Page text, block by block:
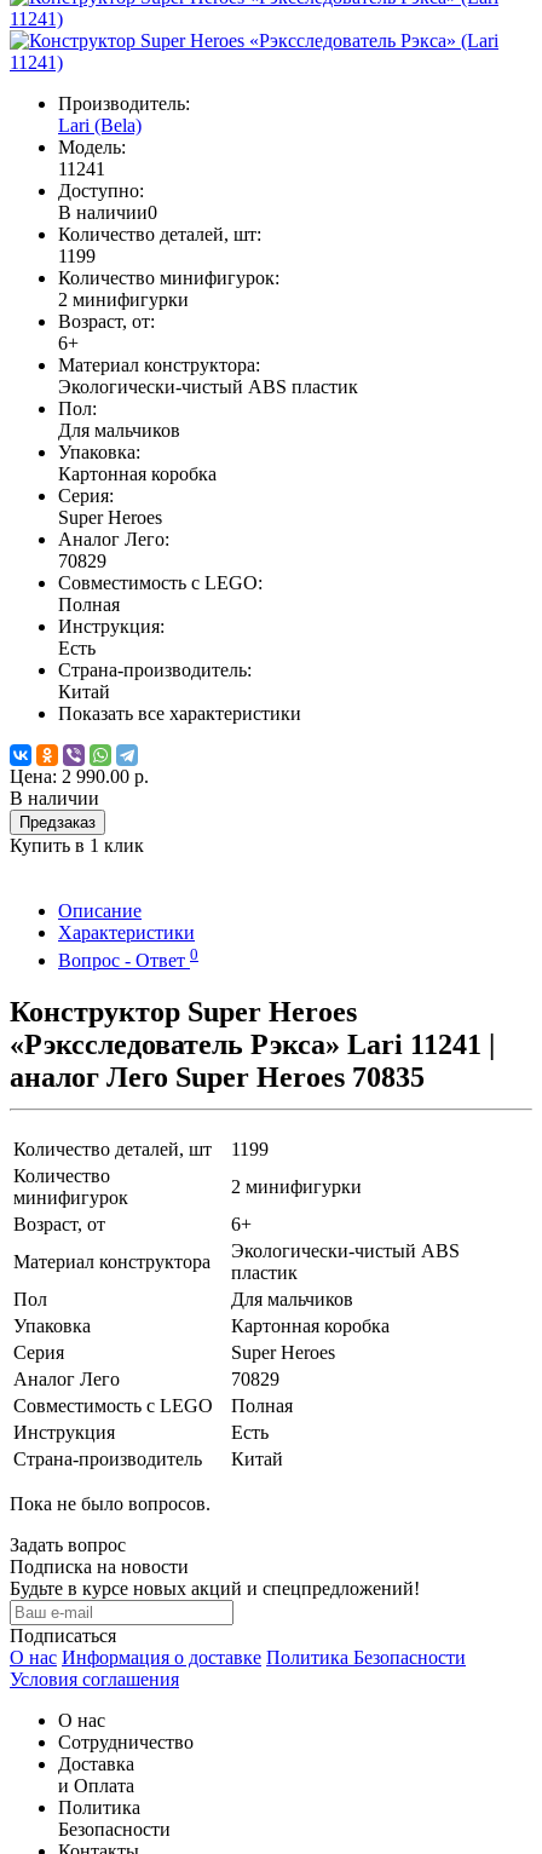
Производитель:
Lari (Bela)
Модель:
11241
Доступно:
В наличии0
Количество деталей, шт:
1199
Количество минифигурок:
2 минифигурки
Возраст, от:
6+
Материал конструктора:
Экологически-чистый ABS пластик
Пол:
Для мальчиков
Упаковка:
Картонная коробка
Серия:
Super Heroes
Аналог Лего:
70829
Совместимость с LEGO:
Полная
Инструкция:
Есть
Страна-производитель:
Китай
Показать все характеристики
Цена: 2 990.00 р.
В наличии
Предзаказ
Купить в 1 клик
Описание
Характеристики
Вопрос - Ответ 0
Конструктор Super Heroes
«Рэксследователь Рэкса» Lari 11241 |
аналог Лего Super Heroes 70835
Количество деталей, шт
1199
Количество
минифигурок
2 минифигурки
Возраст, от
6+
Материал конструктора
Экологически-чистый ABS
пластик
Пол
Для мальчиков
Упаковка
Картонная коробка
Серия
Super Heroes
Аналог Лего
70829
Совместимость с LEGO
Полная
Инструкция
Есть
Страна-производитель
Китай
Пока не было вопросов.
Задать вопрос
Подписка на новости
Будьте в курсе новых акций и спецпредложений!
Подписаться
О нас Информация о доставке Политика Безопасности
Условия соглашения
О нас
Сотрудничество
Доставка
и Оплата
Политика
Безопасности